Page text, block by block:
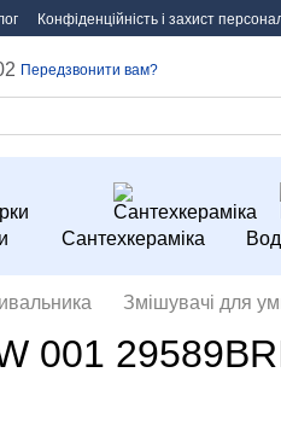
Конфіденційність і захист
Передзвонити вам?
Сантехкераміка
Змішувачі для
001